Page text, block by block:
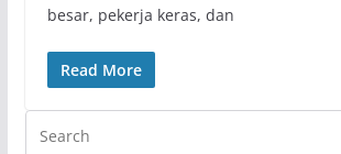
besar, pekerja keras, dan
Read More